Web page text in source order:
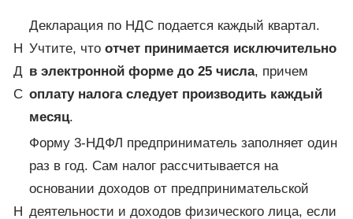
Н
Д
С
Декларация по НДС подается каждый квартал.
Учтите, что отчет принимается исключительно
в электронной форме до 25 числа, причем
оплату налога следует производить каждый
месяц.
Н
Форму 3-НДФЛ предприниматель заполняет один
раз в год. Сам налог рассчитывается на
основании доходов от предпринимательской
деятельности и доходов физического лица, если